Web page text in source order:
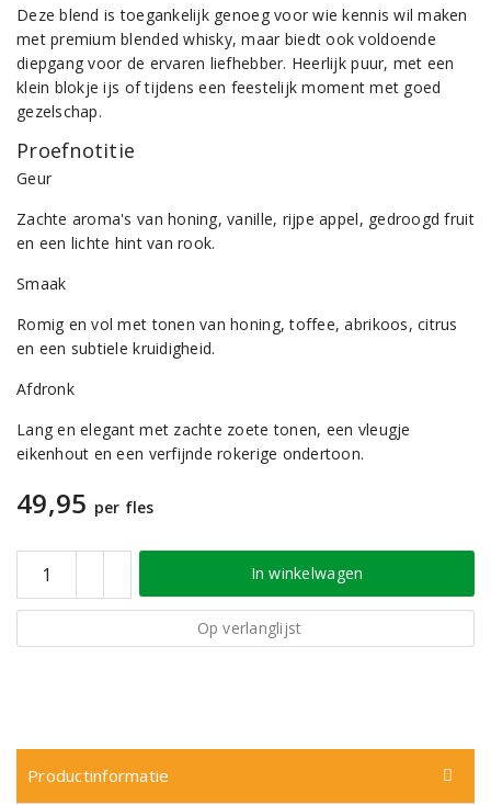
Deze blend is toegankelijk genoeg voor wie kennis wil maken
met premium blended whisky, maar biedt ook voldoende
diepgang voor de ervaren liefhebber. Heerlijk puur, met een
klein blokje ijs of tijdens een feestelijk moment met goed
gezelschap.
Proefnotitie
Geur
Zachte aroma's van honing, vanille, rijpe appel, gedroogd fruit
en een lichte hint van rook.
Smaak
Romig en vol met tonen van honing, toffee, abrikoos, citrus
en een subtiele kruidigheid.
Afdronk
Lang en elegant met zachte zoete tonen, een vleugje
eikenhout en een verfijnde rokerige ondertoon.
49,95 per fles
In winkelwagen
Op verlanglijst
Productinformatie